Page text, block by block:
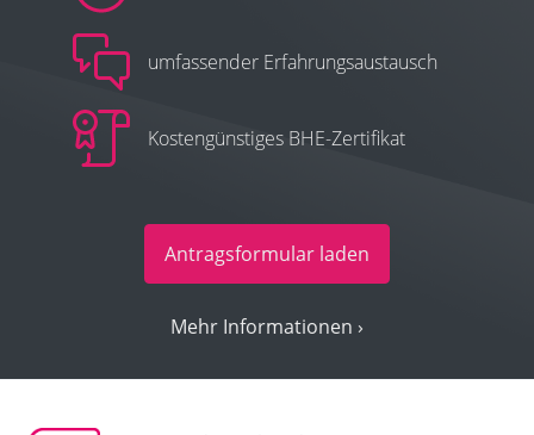
umfassender Erfahrungsaustausch
Kostengünstiges BHE-Zertifikat
Antragsformular laden
Mehr Informationen ›